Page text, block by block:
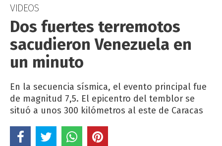
VIDEOS
Dos fuertes terremotos
sacudieron Venezuela en
un minuto
En la secuencia sísmica, el evento principal fue
de magnitud 7,5. El epicentro del temblor se
situó a unos 300 kilómetros al este de Caracas